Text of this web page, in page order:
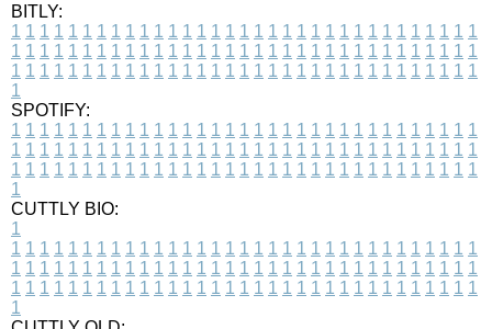
BITLY:
1 1 1 1 1 1 1 1 1 1 1 1 1 1 1 1 1 1 1 1 1 1 1 1 1 1 1 1 1 1 1 1 1
1 1 1 1 1 1 1 1 1 1 1 1 1 1 1 1 1 1 1 1 1 1 1 1 1 1 1 1 1 1 1 1 1
1 1 1 1 1 1 1 1 1 1 1 1 1 1 1 1 1 1 1 1 1 1 1 1 1 1 1 1 1 1 1 1 1
1
SPOTIFY:
1 1 1 1 1 1 1 1 1 1 1 1 1 1 1 1 1 1 1 1 1 1 1 1 1 1 1 1 1 1 1 1 1
1 1 1 1 1 1 1 1 1 1 1 1 1 1 1 1 1 1 1 1 1 1 1 1 1 1 1 1 1 1 1 1 1
1 1 1 1 1 1 1 1 1 1 1 1 1 1 1 1 1 1 1 1 1 1 1 1 1 1 1 1 1 1 1 1 1
1
CUTTLY BIO:
1
1 1 1 1 1 1 1 1 1 1 1 1 1 1 1 1 1 1 1 1 1 1 1 1 1 1 1 1 1 1 1 1 1
1 1 1 1 1 1 1 1 1 1 1 1 1 1 1 1 1 1 1 1 1 1 1 1 1 1 1 1 1 1 1 1 1
1 1 1 1 1 1 1 1 1 1 1 1 1 1 1 1 1 1 1 1 1 1 1 1 1 1 1 1 1 1 1 1 1
1